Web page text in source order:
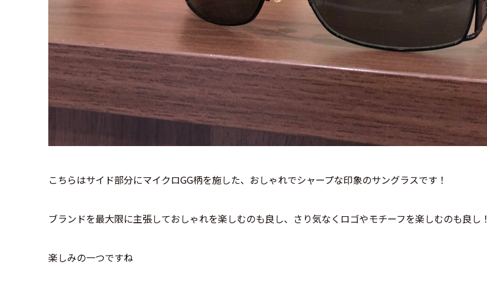
こちらはサイド部分にマイクロGG柄を施した、おしゃれでシャープな印象のサングラスです！
ブランドを最大限に主張しておしゃれを楽しむのも良し、さり気なくロゴやモチーフを楽しむのも良し！
楽しみの一つですね